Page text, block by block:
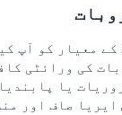
کے معیار کو آپ
کی ورائٹی
یا
صاف اور